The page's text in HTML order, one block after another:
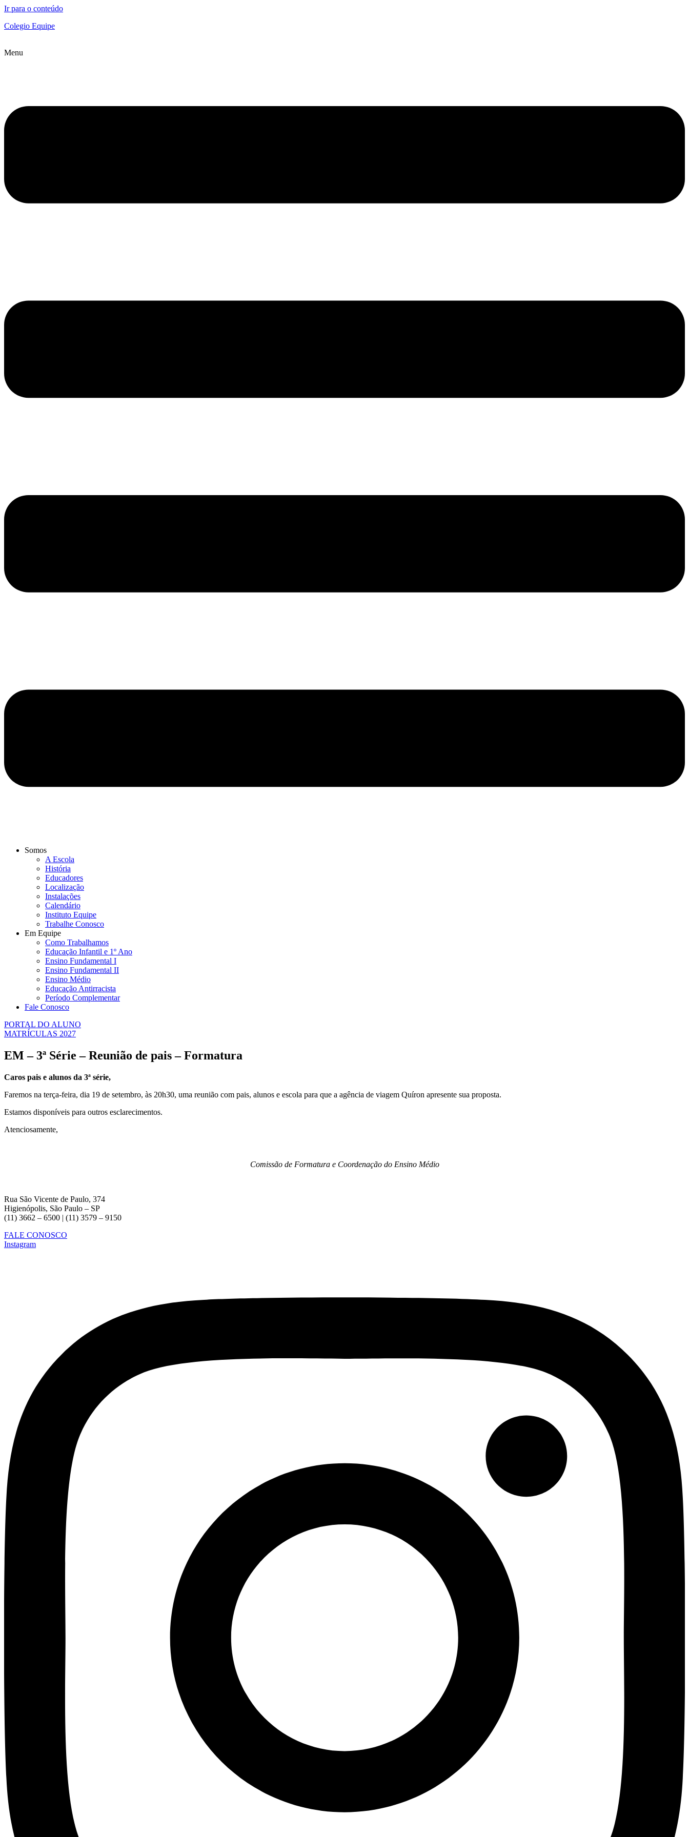
Ir para o conteúdo
Colegio Equipe
Menu
Somos
A Escola
História
Educadores
Localização
Instalações
Calendário
Instituto Equipe
Trabalhe Conosco
Em Equipe
Como Trabalhamos
Educação Infantil e 1º Ano
Ensino Fundamental I
Ensino Fundamental II
Ensino Médio
Educação Antirracista
Período Complementar
Fale Conosco
PORTAL DO ALUNO
MATRÍCULAS 2027
EM – 3ª Série – Reunião de pais – Formatura
Caros pais e alunos da 3ª série,
Faremos na terça-feira, dia 19 de setembro, às 20h30, uma reunião com pais, alunos e escola para que a agência de viagem Quíron apresente sua proposta.
Estamos disponíveis para outros esclarecimentos.
Atenciosamente,
Comissão de Formatura e Coordenação do Ensino Médio
Rua São Vicente de Paulo, 374
Higienópolis, São Paulo – SP
(11) 3662 – 6500 | (11) 3579 – 9150
FALE CONOSCO
Instagram